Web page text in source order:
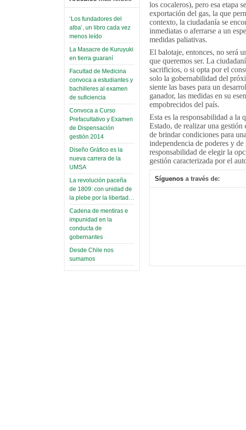
‘Los fundadores del
alba’, un libro cada vez
menos leído
La Masacre de Kuruyuki
en tierra guaraní
Facultad de Medicina
convoca a estudiantes y
bachilleres al examen
de suficiencia
Convoca a Curso
Prefacultativo y Examen
de Dispensación
gestión 2014
Diseño Gráfico es la
nueva carrera de la
UMSA
La revolución paceña
de 1809: con unidad de
la plebe por la libertad…
Cadena de mentiras e
impunidad en la
conducta de
gobernantes
Desde Chile nos
sumamos
los cocaleros), pero esa etapa
exportación del gas, la que
contexto, la ciudadanía se
inmediatas o aferrarse a un
medidas paliativas.
El balotaje, entonces, no será
que queremos ser. La
sacrificios, o si opta por el
solo la gobernabilidad del
siente las bases para un
ganador, las medidas en su
empobrecidos del país.
Esta es la responsabilidad a la
Estado, de realizar una
de brindar condiciones para
independencia de poderes y
responsabilidad de elegir la
gestión caracterizada por el
Síguenos a través de: